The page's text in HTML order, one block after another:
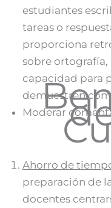
estudiantes
tareas o
proporciona
sobre
capacidad para
demuestren
Moderar
Ahorro de
preparación de
docentes